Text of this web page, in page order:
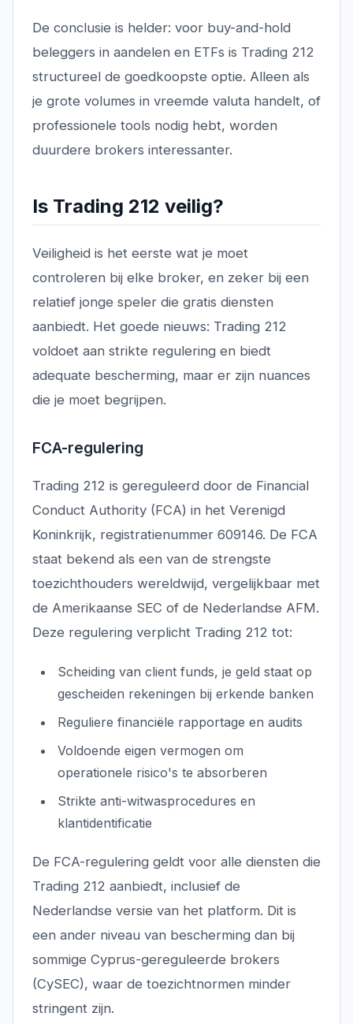
De conclusie is helder: voor buy-and-hold
beleggers in aandelen en ETFs is Trading 212
structureel de goedkoopste optie. Alleen als
je grote volumes in vreemde valuta handelt, of
professionele tools nodig hebt, worden
duurdere brokers interessanter.
Is Trading 212 veilig?
Veiligheid is het eerste wat je moet
controleren bij elke broker, en zeker bij een
relatief jonge speler die gratis diensten
aanbiedt. Het goede nieuws: Trading 212
voldoet aan strikte regulering en biedt
adequate bescherming, maar er zijn nuances
die je moet begrijpen.
FCA-regulering
Trading 212 is gereguleerd door de Financial
Conduct Authority (FCA) in het Verenigd
Koninkrijk, registratienummer 609146. De FCA
staat bekend als een van de strengste
toezichthouders wereldwijd, vergelijkbaar met
de Amerikaanse SEC of de Nederlandse AFM.
Deze regulering verplicht Trading 212 tot:
Scheiding van client funds, je geld staat op
gescheiden rekeningen bij erkende banken
Reguliere financiële rapportage en audits
Voldoende eigen vermogen om
operationele risico's te absorberen
Strikte anti-witwasprocedures en
klantidentificatie
De FCA-regulering geldt voor alle diensten die
Trading 212 aanbiedt, inclusief de
Nederlandse versie van het platform. Dit is
een ander niveau van bescherming dan bij
sommige Cyprus-gereguleerde brokers
(CySEC), waar de toezichtnormen minder
stringent zijn.